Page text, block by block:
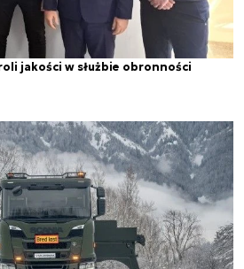
jakości w służbie obronności